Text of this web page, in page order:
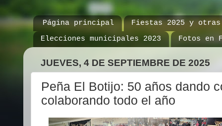
Página principal
Fiestas 2025 y otras
Elecciones municipales 2023
Fotos en
JUEVES, 4 DE SEPTIEMBRE DE 2025
Peña El Botijo: 50 años dando
colaborando todo el año